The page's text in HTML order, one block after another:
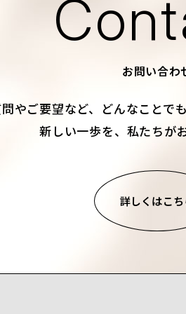
お問い合わ
やご要望など、 どんなことで
新しい一歩を、私たちが
詳しくはこち